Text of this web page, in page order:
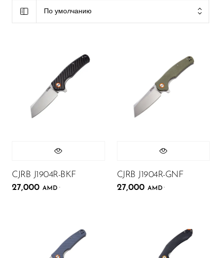
По умолчанию
CJRB J1904R-BKF
27,000 AMD .
CJRB J1904R-GNF
27,000 AMD .